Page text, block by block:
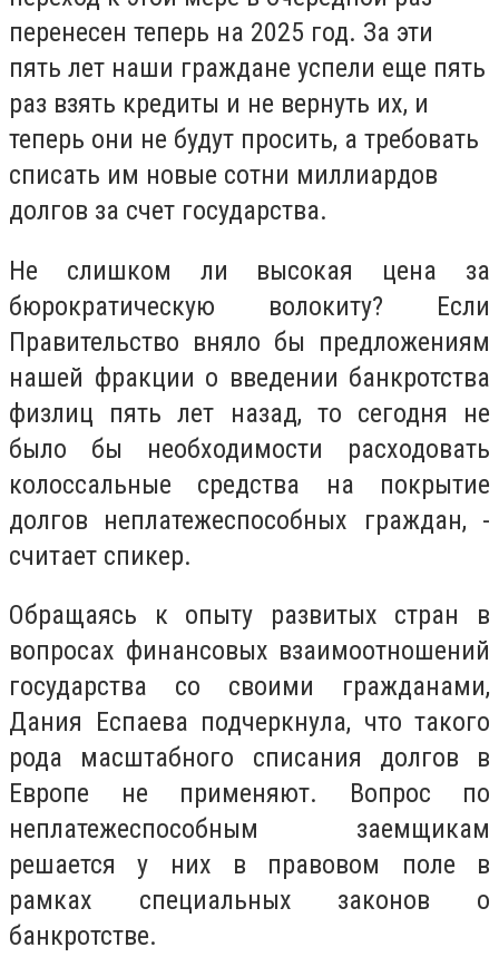
перенесен теперь на 2025 год. За эти
пять лет наши граждане успели еще пять
раз взять кредиты и не вернуть их, и
теперь они не будут просить, а требовать
списать им новые сотни миллиардов
долгов за счет государства.
Не слишком ли высокая цена за
бюрократическую волокиту? Если
Правительство вняло бы предложениям
нашей фракции о введении банкротства
физлиц пять лет назад, то сегодня не
было бы необходимости расходовать
колоссальные средства на покрытие
долгов неплатежеспособных граждан, -
считает спикер.
Обращаясь к опыту развитых стран в
вопросах финансовых взаимоотношений
государства со своими гражданами,
Дания Еспаева подчеркнула, что такого
рода масштабного списания долгов в
Европе не применяют. Вопрос по
неплатежеспособным заемщикам
решаетсяу них в правовом поле в
рамках специальных законов о
банкротстве.